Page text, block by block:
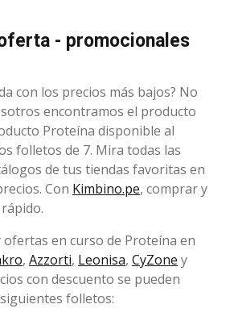
- promocionales
con los precios más bajos? No
encontramos el producto
Proteína disponible al
folletos de 7. Mira todas las
de tus tiendas favoritas en
Con Kimbino.pe, comprar y
ofertas en curso de Proteína en
, Azzorti, Leonisa, CyZone y
con descuento se pueden
folletos: